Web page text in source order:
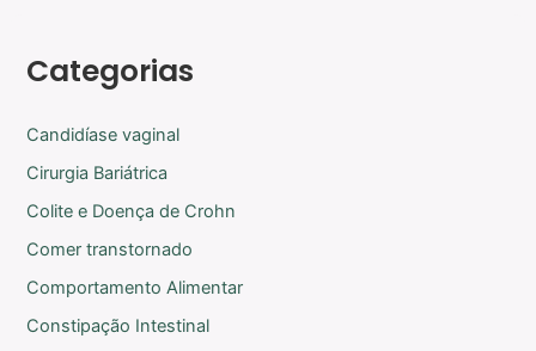
Categorias
Candidíase vaginal
Cirurgia Bariátrica
Colite e Doença de Crohn
Comer transtornado
Comportamento Alimentar
Constipação Intestinal